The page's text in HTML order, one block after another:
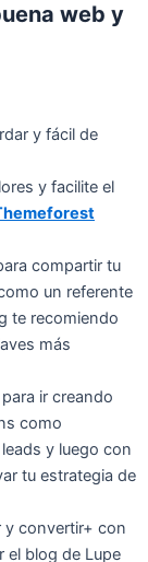
web y
y fácil de
y facilite el
compartir tu
un referente
te recomiendo
más
para ir creando
como
y luego con
tu estrategia de
y convertir+ con
el blog de Lupe